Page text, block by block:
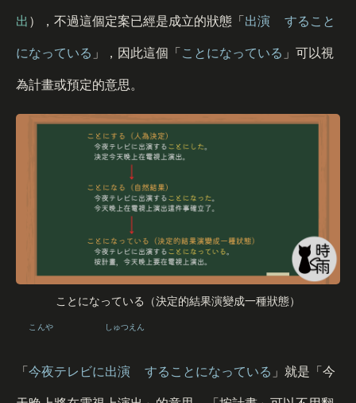
出 ），不過這個定案已經是成立的狀態「 出演 すること
になっている 」，因此這個「 ことになっている 」可以視
為計畫或預定的意思。
ことになっている（決定的結果演變成一種狀態）
「 今夜
こんや
テレビに出演
しゅつえん
することになっている 」就是「今